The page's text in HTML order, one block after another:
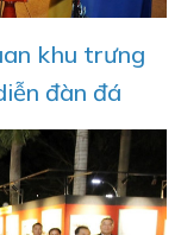
khu trưng
đàn đá